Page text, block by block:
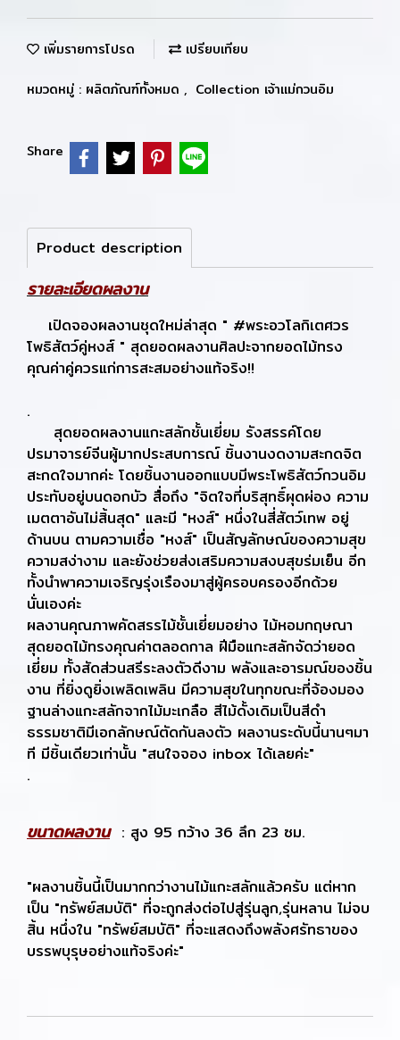
เพิ่มรายการโปรด เปรียบเทียบ
หมวดหมู่ : ผลิตภัณฑ์ทั้งหมด , Collection เจ้าแม่กวนอิม
Share
Product description
รายละเอียดผลงาน
เปิดจองผลงานชุดใหม่ล่าสุด " #พระอวโลกิเตศวร
โพธิสัตว์คู่หงส์ " สุดยอดผลงานศิลปะจากยอดไม้ทรง
คุณค่าคู่ควรแก่การสะสมอย่างแท้จริง!!
.
สุดยอดผลงานแกะสลักชั้นเยี่ยม รังสรรค์โดย
ปรมาจารย์จีนผู้มากประสบการณ์ ชิ้นงานงดงามสะกดจิต
สะกดใจมากค่ะ โดยชิ้นงานออกแบบมีพระโพธิสัตว์กวนอิม
ประทับอยู่บนดอกบัว สื่อถึง "จิตใจที่บริสุทธิ์ผุดผ่อง ความ
เมตตาอันไม่สิ้นสุด" และมี "หงส์" หนึ่งในสี่สัตว์เทพ อยู่
ด้านบน ตามความเชื่อ "หงส์" เป็นสัญลักษณ์ของความสุข
ความสง่างาม และยังช่วยส่งเสริมความสงบสุขร่มเย็น อีก
ทั้งนำพาความเจริญรุ่งเรืองมาสู่ผู้ครอบครองอีกด้วย
นั่นเองค่ะ
ผลงานคุณภาพคัดสรรไม้ชั้นเยี่ยมอย่าง ไม้หอมกฤษณา
สุดยอดไม้ทรงคุณค่าตลอดกาล ฝีมือแกะสลักจัดว่ายอด
เยี่ยม ทั้งสัดส่วนสรีระลงตัวดีงาม พลังและอารมณ์ของชิ้น
งาน ที่ยิ่งดูยิ่งเพลิดเพลิน มีความสุขในทุกขณะที่จ้องมอง
ฐานล่างแกะสลักจากไม้มะเกลือ สีไม้ดั้งเดิมเป็นสีดำ
ธรรมชาติมีเอกลักษณ์ตัดกันลงตัว ผลงานระดับนี้นานๆมา
ที มีชิ้นเดียวเท่านั้น "สนใจจอง inbox ได้เลยค่ะ"
.
ขนาดผลงาน : สูง 95 กว้าง 36 ลึก 23 ซม.
"ผลงานชิ้นนี้เป็นมากกว่างานไม้แกะสลักแล้วครับ แต่หาก
เป็น "ทรัพย์สมบัติ" ที่จะถูกส่งต่อไปสู่รุ่นลูก,รุ่นหลาน ไม่จบ
สิ้น หนึ่งใน "ทรัพย์สมบัติ" ที่จะแสดงถึงพลังศรัทธาของ
บรรพบุรุษอย่างแท้จริงค่ะ"